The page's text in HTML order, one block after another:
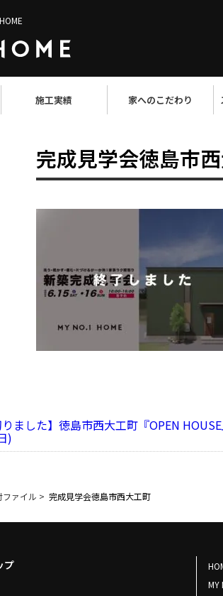
施工実績 家へのこだわり
完成見学会徳島市
りました】徳島市西大工町『OPEN HOUSE
)
ファイル > 完成見学会徳島市西大工町
プ
MY